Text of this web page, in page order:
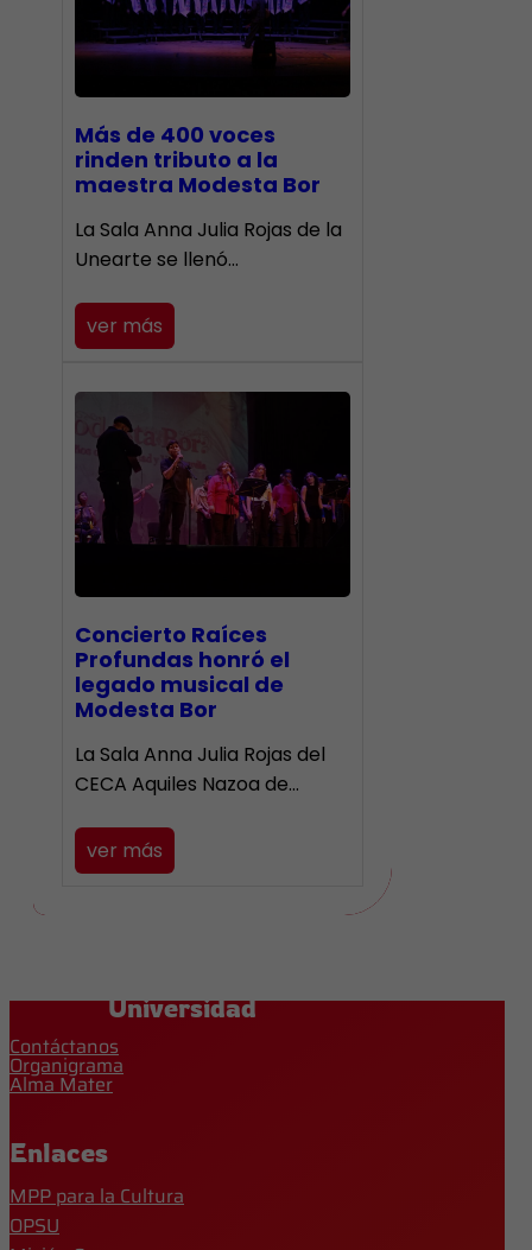
Más de 400 voces
rinden tributo a la
maestra Modesta Bor
​La Sala Anna Julia Rojas de la
Unearte se llenó…
ver más
​Concierto Raíces
Profundas honró el
legado musical de
Modesta Bor
La Sala Anna Julia Rojas del
CECA Aquiles Nazoa de…
ver más
Universidad
Contáctanos
Organigrama
Alma Mater
Enlaces
MPP para la Cultura
OPSU